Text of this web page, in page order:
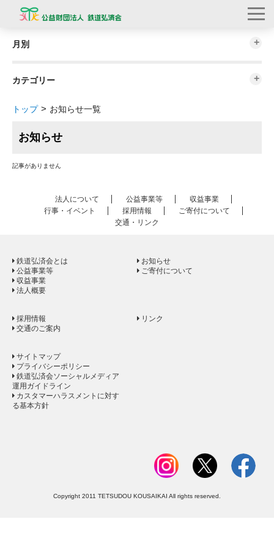
月別
カテゴリー
トップ お知らせ一覧
お知らせ
記事がありません
法人について 公益事業等
収益事業
行事・イベント
採用情報
ご寄付について
交通・リンク
鉄道弘済会とは
公益事業等
収益事業
法人概要
お知らせ
ご寄付について
採用情報
交通のご案内
リンク
サイトマップ
プライバシーポリシー
鉄道弘済会ソーシャルメディア
運用ガイドライン
カスタマーハラスメントに対す
る基本方針
Copyright 2011 TETSUDOU KOUSAIKAI All rights reserved.